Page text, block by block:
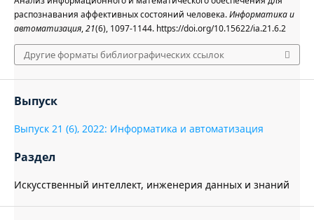
распознавания аффективных состояний человека.Информатика и
автоматизация,21(6), 1097-1144. https://doi.org/10.15622/ia.21.6.2
Другие форматы библиографических ссылок
Выпуск
Выпуск 21 (6), 2022: Информатика и автоматизация
Раздел
Искусственный интеллект, инженерия данных и знаний